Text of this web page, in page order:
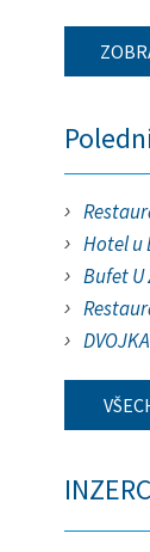
Hotel u
Bufet
DVOJKA